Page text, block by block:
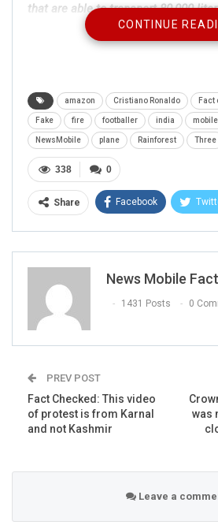
that are able to transport 80,000
the fire that is destroying the
Golden Heart.”
CONTINUE
amazon Cristiano Ronaldo Fact
Fake fire footballer india mobile
NewsMobile plane Rainforest Three
0
338
Share Facebook
News Mobile
1431 Posts 0
PREV POST
Fact Checked: This video
of protest is from Karnal
and not Kashmir
was
Leave a